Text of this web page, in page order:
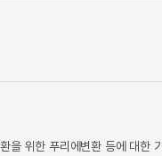
을 위한 푸리에변환 등에 대한